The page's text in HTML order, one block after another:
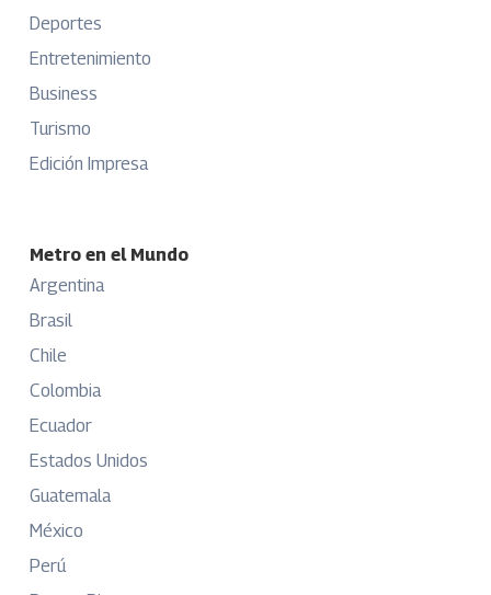
Deportes
Entretenimiento
Business
Turismo
Edición Impresa
Metro en el Mundo
Argentina
Brasil
Chile
Colombia
Ecuador
Estados Unidos
Guatemala
México
Perú